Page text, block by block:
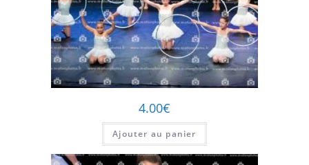
4.00€
Ajouter au panier